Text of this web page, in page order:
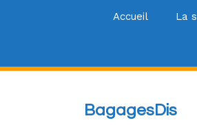
Accueil La
BagagesDis